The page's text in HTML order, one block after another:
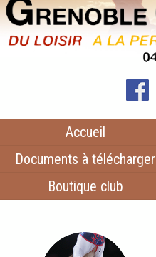
Accueil
Documents à télécharger
Boutique club